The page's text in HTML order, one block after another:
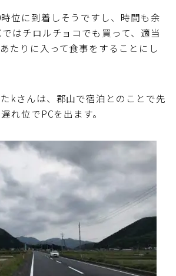
位に到着しそうですし、時間も余
はチロルチョコでも買って、適当
たりに入って食事をすることにし
kさんは、郡山で宿泊とのことで先
れ位でPCを出ます。